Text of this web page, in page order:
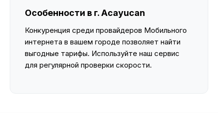
Особенности в г. Acayucan
Конкуренция среди провайдеров Мобильного
интернета в вашем городе позволяет найти
выгодные тарифы. Используйте наш сервис
для регулярной проверки скорости.